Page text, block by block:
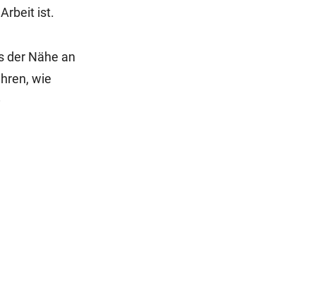
ist.
der Nähe an
wie